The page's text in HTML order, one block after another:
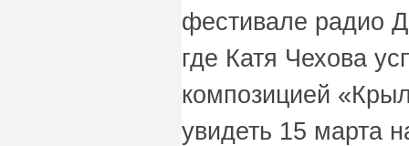
фестивале радио
где Катя Чехова
композицией
увидеть 15 марта